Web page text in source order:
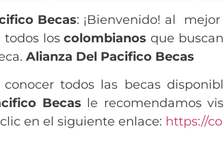
Becas: ¡Bienvenido! al
todos loscolombianos que
Alianza Del Pacifico Becas
conocer todos las becas
Becas le recomendamos
en el siguiente enlace: https://